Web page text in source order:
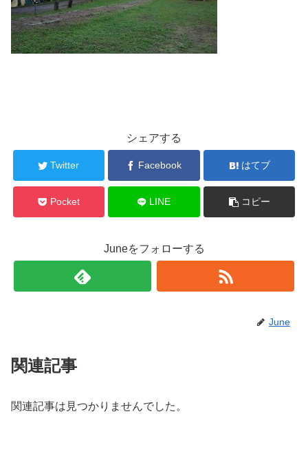
シェアする
Twitter Facebook はてブ
Pocket LINE コピー
Juneをフォローする
June
関連記事
関連記事は見つかりませんでした。